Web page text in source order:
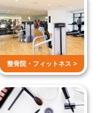
整骨院・ フィットネス >